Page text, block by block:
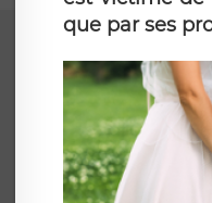
que par ses